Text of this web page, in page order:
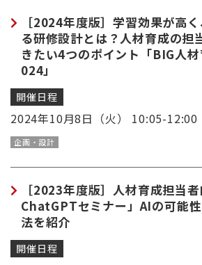
［2024年度版］学習効果が高
る研修設計とは？人材育成の担
きたい4つのポイント「BIG人
024」
開催日程
2024年10月8日（火） 10:05-12:00
企画・設計
［2023年度版］人材育成担当
ChatGPTセミナー」AIの可能
法を紹介
開催日程